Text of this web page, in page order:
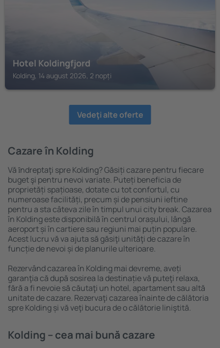
Hotel Koldingfjord
Kolding, 14 august 2026, 2 nopți
Vedeţi alte oferte
Cazare în Kolding
Vă ȋndreptaţi spre Kolding? Găsiți cazare pentru fiecare
buget şi pentru nevoi variate. Puteți beneficia de
proprietăți spațioase, dotate cu tot confortul, cu
numeroase facilități, precum și de pensiuni ieftine
pentru a sta câteva zile în timpul unui city break. Cazarea
în Kolding este disponibilă în centrul orașului, lângă
aeroport și în cartiere sau regiuni mai puțin populare.
Acest lucru vă va ajuta să găsiţi unităţi de cazare în
funcție de nevoi și de planurile ulterioare.
Rezervând cazarea în Kolding mai devreme, aveți
garanţia că după sosirea la destinație vă puteţi relaxa,
fără a fi nevoie să căutaţi un hotel, apartament sau altă
unitate de cazare. Rezervaţi cazarea înainte de călătoria
spre Kolding și vă veţi bucura de o călătorie liniştită.
Kolding – cea mai bună cazare